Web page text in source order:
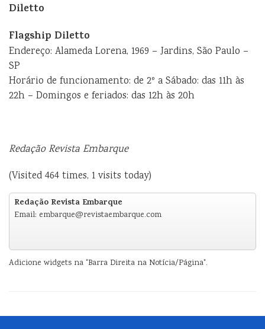
Diletto
Flagship Diletto
Endereço: Alameda Lorena, 1969 – Jardins, São Paulo –
SP
Horário de funcionamento: de 2º a Sábado: das 11h às
22h – Domingos e feriados: das 12h às 20h
Redação Revista Embarque
(Visited 464 times, 1 visits today)
Redação Revista Embarque
Email: embarque@revistaembarque.com
Adicione widgets na "Barra Direita na Notícia/Página".